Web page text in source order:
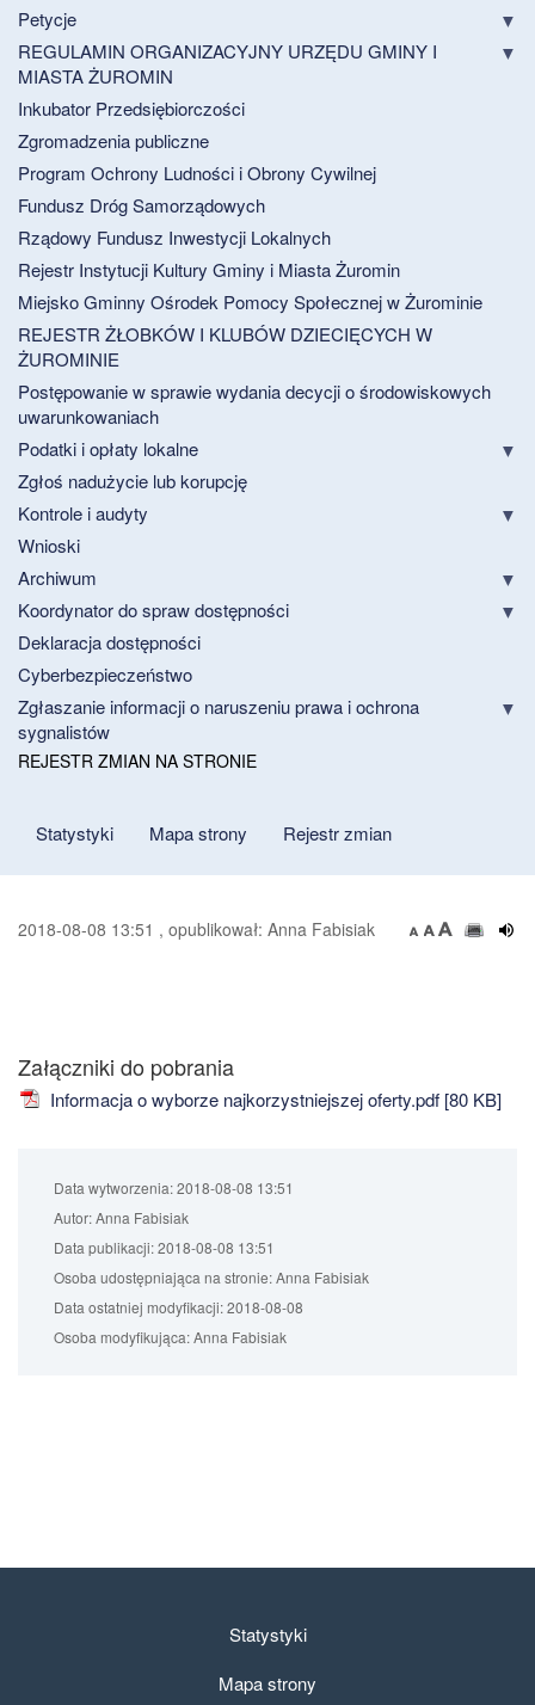
Petycje
REGULAMIN ORGANIZACYJNY URZĘDU GMINY I
MIASTA ŻUROMIN
Inkubator Przedsiębiorczości
Zgromadzenia publiczne
Program Ochrony Ludności i Obrony Cywilnej
Fundusz Dróg Samorządowych
Rządowy Fundusz Inwestycji Lokalnych
Rejestr Instytucji Kultury Gminy i Miasta Żuromin
Miejsko Gminny Ośrodek Pomocy Społecznej w Żurominie
REJESTR ŻŁOBKÓW I KLUBÓW DZIECIĘCYCH W
ŻUROMINIE
Postępowanie w sprawie wydania decycji o środowiskowych
uwarunkowaniach
Podatki i opłaty lokalne
Zgłoś nadużycie lub korupcję
Kontrole i audyty
Wnioski
Archiwum
Koordynator do spraw dostępności
Deklaracja dostępności
Cyberbezpieczeństwo
Zgłaszanie informacji o naruszeniu prawa i ochrona
sygnalistów
REJESTR ZMIAN NA STRONIE
Statystyki Mapa strony Rejestr zmian
2018-08-08 13:51 , opublikował: Anna Fabisiak
Załączniki do pobrania
Informacja o wyborze najkorzystniejszej oferty.pdf [80 KB]
Data wytworzenia:2018-08-08 13:51
Autor:Anna Fabisiak
Data publikacji:2018-08-08 13:51
Osoba udostępniająca na stronie:Anna Fabisiak
Data ostatniej modyfikacji:2018-08-08
Osoba modyfikująca:Anna Fabisiak
Statystyki
Mapa strony